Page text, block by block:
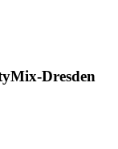
Dresden